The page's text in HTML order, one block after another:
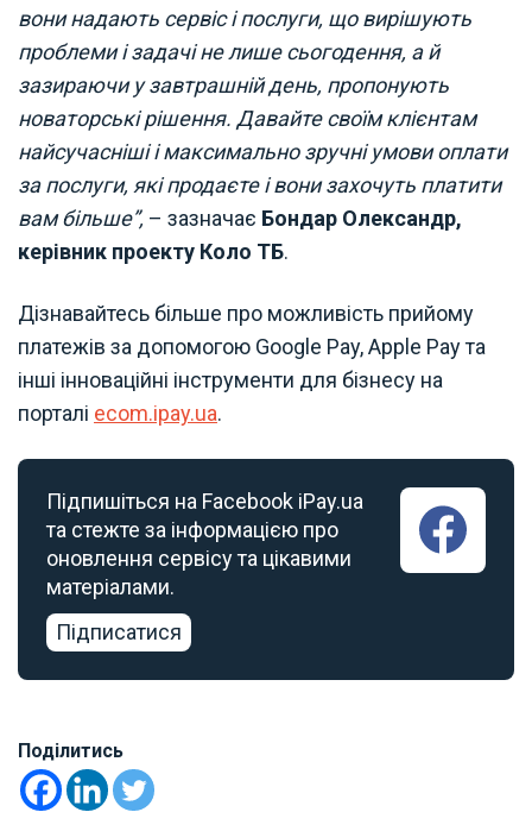
вони надають сервіс і послуги, що вирішують
проблеми і задачі не лише сьогодення, а й
зазираючи у завтрашній день, пропонують
новаторські рішення. Давайте своїм клієнтам
найсучасніші і максимально зручні умови оплати
за послуги, які продаєте і вони захочуть платити
вам більше”, – зазначає Бондар Олександр,
керівник проекту Коло ТБ.
Дізнавайтесь більше про можливість прийому
платежів за допомогою Google Pay, Apple Pay та
інші інноваційні інструменти для бізнесу на
порталі ecom.ipay.ua.
Підпишіться на Facebook iPay.ua
та стежте за інформацією про
оновлення сервісу та цікавими
матеріалами.
Підписатися
Поділитись